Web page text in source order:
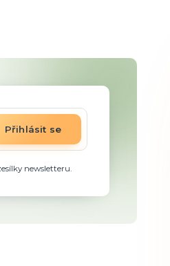
Přihlásit se
newsletteru.